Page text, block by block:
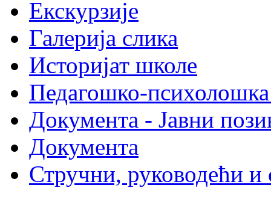
Екскурзије
Галерија слика
Историјат школе
Педагошко-психолошка
Документа - Јавни
Документа
Стручни, руководећи и